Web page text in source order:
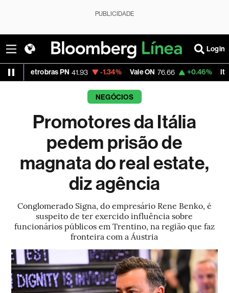
PUBLICIDADE
Login
PN 41.93 -1.34% Vale ON 76.66 +0.46% Itaú PN
NEGÓCIOS
Promotores da Itália
pedem prisão de
magnata do real estate,
diz agência
Conglomerado Signa, do empresário Rene Benko, é
suspeito de ter exercido influência sobre
funcionários públicos em Trentino, na região que faz
fronteira com a Áustria